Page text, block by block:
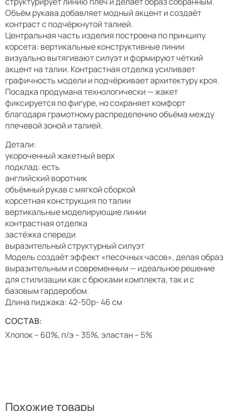
Объём рукава добавляет модный акцент и создаёт
контраст с подчёркнутой талией.
Центральная часть изделия построена по принципу
корсета: вертикальные конструктивные линии
визуально вытягивают силуэт и формируют чёткий
акцент на талии. Контрастная отделка усиливает
графичность модели и подчёркивает архитектуру кроя.
Посадка продумана технологически — жакет
фиксируется по фигуре, но сохраняет комфорт
благодаря грамотному распределению объёма между
плечевой зоной и талией.
Детали:
укороченный жакетный верх
подклад: есть
английский воротник
объёмный рукав с мягкой сборкой
корсетная конструкция по талии
вертикальные моделирующие линии
контрастная отделка
застёжка спереди
выразительный структурный силуэт
Модель создаёт эффект «песочных часов», делая образ
выразительным и современным — идеальное решение
для стилизации как с брюками комплекта, так и с
базовым гардеробом.
Длина пиджака: 42-50р- 46 см
СОСТАВ:
Хлопок – 60%, п/э – 35%, эластан – 5%
Похожие товары